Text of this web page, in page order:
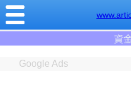
資金需求者免費
Google Ads